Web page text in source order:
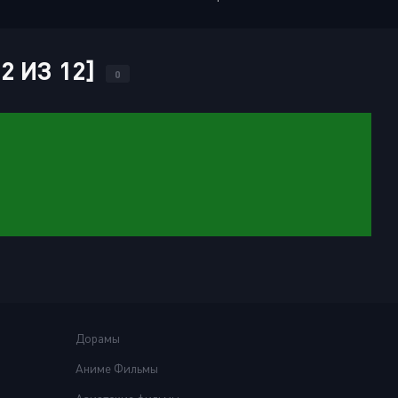
ИЗ 12] 0
Дорамы
Аниме Фильмы